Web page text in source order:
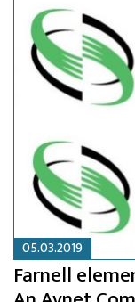
05.03.2019
Farnell